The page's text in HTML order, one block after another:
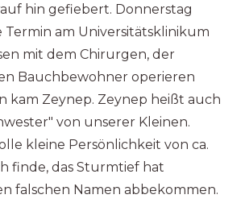
hin gefiebert. Donnerstag
Termin am Universitätsklinikum
mit dem Chirurgen, der
Bauchbewohner operieren
kam Zeynep. Zeynep heißt auch
von unserer Kleinen.
kleine Persönlichkeit von ca.
finde, das Sturmtief hat
falschen Namen abbekommen.